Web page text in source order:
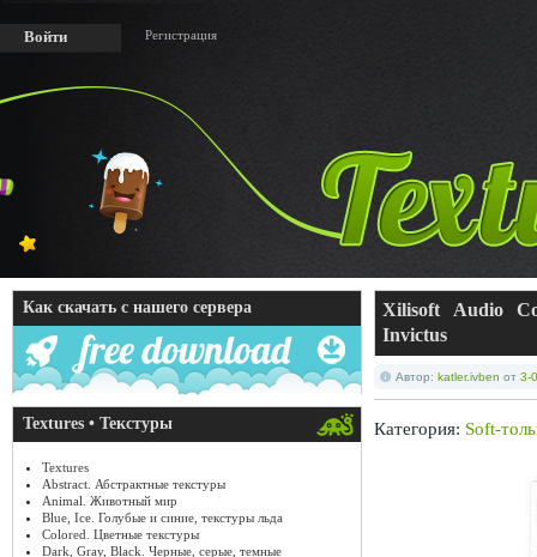
Войти Регистрация
Как скачать с нашего сервера
Textures • Текстуры
Textures
Abstract. Абстрактные текстуры
Animal. Животный мир
Blue, Ice. Голубые и синие, текстуры льда
Colored. Цветные текстуры
Dark, Gray, Black. Черные, серые, темные
Xilisoft Audio
Invictus
Автор: katler.ivben от 3-
Категория: Soft-